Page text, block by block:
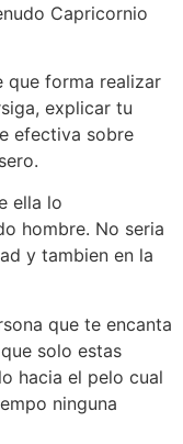
Capricornio
que forma realizar
explicar tu
efectiva sobre
ella lo
hombre. No seria
y tambien en la
que te encanta
solo estas
hacia el pelo cual
ninguna